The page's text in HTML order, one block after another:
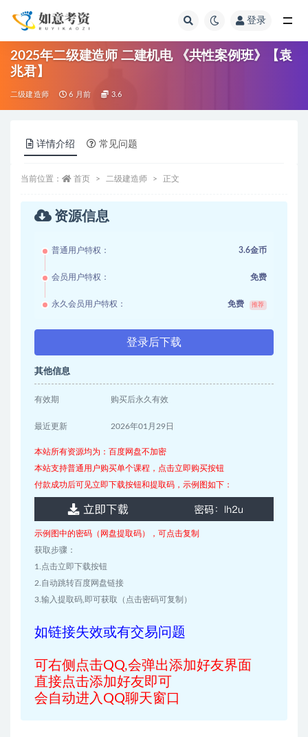
登录
2025年二级建造师 二建机电 《共性案例班》【袁
兆君】
二级建造师 6 月前 3.6
详情介绍 常见问题
当前位置： 首页 二级建造师 正文
资源信息
普通用户特权： 3.6金币
会员用户特权： 免费
永久会员用户特权： 免费 推荐
登录后下载
其他信息
有效期 购买后永久有效
最近更新 2026年01月29日
本站所有资源均为：百度网盘不加密
本站支持普通用户购买单个课程，点击立即购买按钮
付款成功后可见立即下载按钮和提取码，示例图如下：
示例图中的密码（网盘提取码），可点击复制
获取步骤：
1.点击立即下载按钮
2.自动跳转百度网盘链接
3.输入提取码,即可获取（点击密码可复制）
如链接失效或有交易问题
可右侧点击QQ,会弹出添加好友界面
直接点击添加好友即可
会自动进入QQ聊天窗口